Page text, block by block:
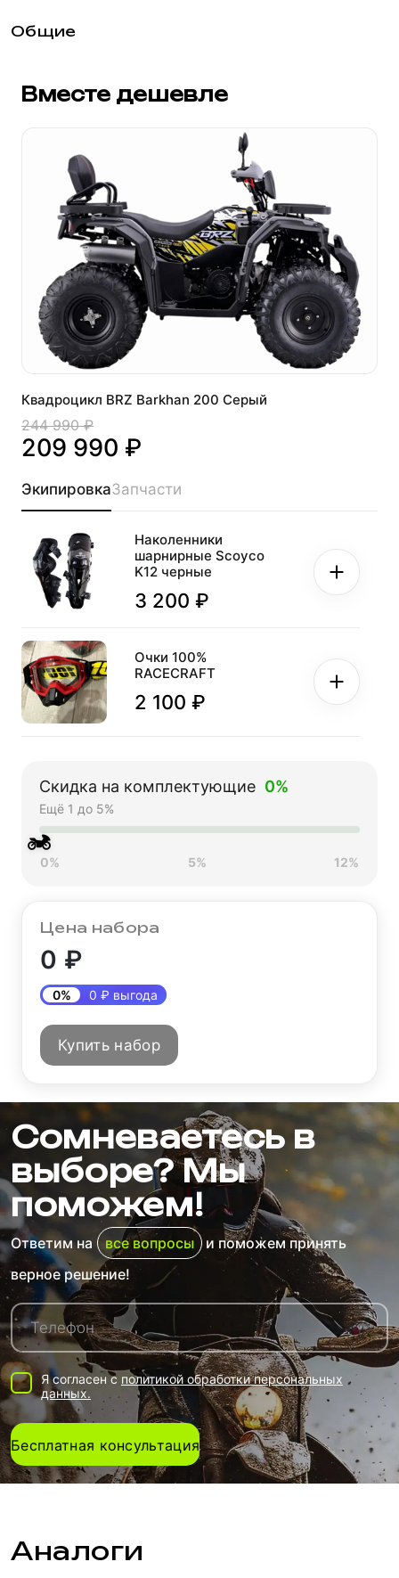
Общие
Вместе дешевле
Квадроцикл BRZ Barkhan 200 Серый
244 990 ₽
209 990 ₽
ЭкипировкаЗапчасти
Наколенники
шарнирные Scoyco
K12 черные
3 200 ₽
Очки 100%
RACECRAFT
2 100 ₽
№11 Orange (L)
мотокросс
2 100 ₽
6 500 ₽
Скидка на комплектующие 0%
Ещё 1 до 5%
🏍
0% 5% 12%
Цена набора
0 ₽
0% 0 ₽ выгода
Купить набор
Сомневаетесь в
выборе? Мы
поможем!
Ответим на все вопросы
и поможем принять
верное решение!
Я согласен с политикой обработки персональных
данных.
Бесплатная консультация
Аналоги